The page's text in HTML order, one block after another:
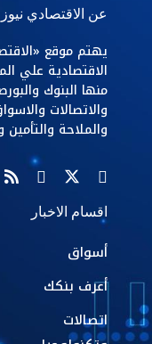
عن الاقتصادي نيوز
يهتم موقع
الاقتصادية علي
منها البنوك
والاتصالات
والملاحة والتأمين
اقسام الاخبار
أسواق
أعرف بنكك
اتصالات